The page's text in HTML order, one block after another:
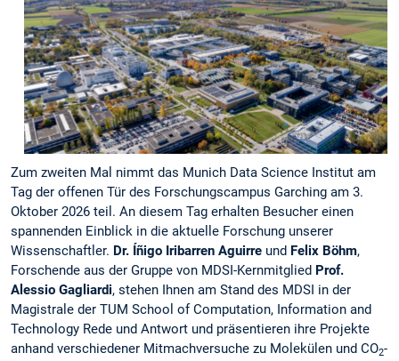
Zum zweiten Mal nimmt das Munich Data Science Institut am
Tag der offenen Tür des Forschungscampus Garching am 3.
Oktober 2026 teil. An diesem Tag erhalten Besucher einen
spannenden Einblick in die aktuelle Forschung unserer
Wissenschaftler. Dr. Íñigo Iribarren Aguirre und Felix Böhm,
Forschende aus der Gruppe von MDSI-Kernmitglied Prof.
Alessio Gagliardi, stehen Ihnen am Stand des MDSI in der
Magistrale der TUM School of Computation, Information and
Technology Rede und Antwort und präsentieren ihre Projekte
anhand verschiedener Mitmachversuche zu Molekülen und CO2-